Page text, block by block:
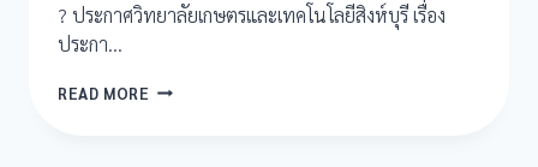
? ประกาศวิทยาลัยเกษตรและเทคโนโลยีสิงห์บุรี เรื่อง
ประกา…
READ MORE ประกาศ